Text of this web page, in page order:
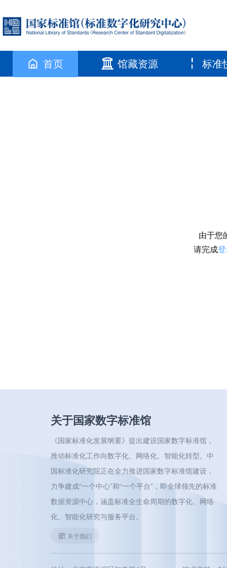
首页 馆藏资源 标准
由于您
请完成
关于国家数字标准馆
《国家标准化发展纲要》提出建设国家数字标准馆，
推动标准化工作向数字化、网络化、智能化转型。中
国标准化研究院正在全力推进国家数字标准馆建设，
力争建成“一个中心”和“一个平台”，即全球领先的标准
数据资源中心，涵盖标准全生命周期的数字化、网络
化、智能化研究与服务平台。
关于我们